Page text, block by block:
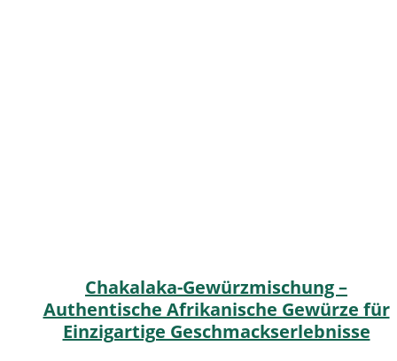
Chakalaka-Gewürzmischung –
Authentische Afrikanische Gewürze für
Einzigartige Geschmackserlebnisse